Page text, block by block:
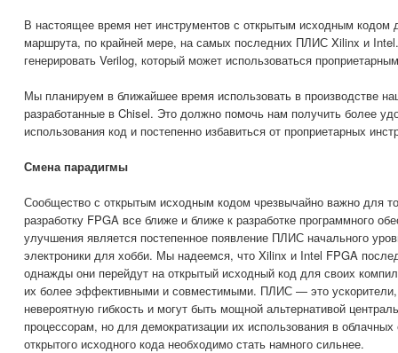
В настоящее время нет инструментов с открытым исходным
маршрута, по крайней мере, на самых последних ПЛИС Xilinx и
генерировать Verilog, который может использоваться
Мы планируем в ближайшее время использовать в производстве
разработанные в Chisel. Это должно помочь нам получить более
использования код и постепенно избавиться от проприетарных
Смена парадигмы
Сообщество с открытым исходным кодом чрезвычайно важно для
разработку FPGA все ближе и ближе к разработке программного
улучшения является постепенное появление ПЛИС начального
электроники для хобби. Мы надеемся, что Xilinx и Intel FPGA
однажды они перейдут на открытый исходный код для своих
их более эффективными и совместимыми. ПЛИС — это ускорители,
невероятную гибкость и могут быть мощной альтернативой
процессорам, но для демократизации их использования в
открытого исходного кода необходимо стать намного сильнее.